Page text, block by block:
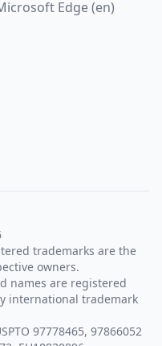
Edge (en)
trademarks are the
owners.
names are registered
international trademark
97778465, 97866052